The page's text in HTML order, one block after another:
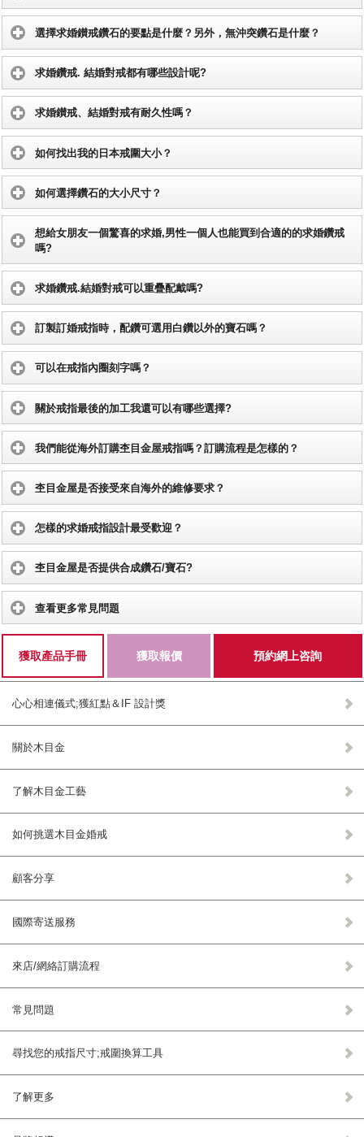
選擇求婚鑚戒鑽石的要點是什麼？另外，無沖突鑽石是什麼？
求婚鑽戒. 結婚對戒都有哪些設計呢?
求婚鑚戒、結婚對戒有耐久性嗎？
如何找出我的日本戒圍大小？
如何選擇鑽石的大小尺寸？
想給女朋友一個驚喜的求婚,男性一個人也能買到合適的的求婚鑽戒
嗎?
求婚鑽戒.結婚對戒可以重疊配戴嗎?
訂製訂婚戒指時，配鑽可選用白鑽以外的寶石嗎？
可以在戒指內圈刻字嗎？
關於戒指最後的加工我還可以有哪些選擇?
我們能從海外訂購杢目金屋戒指嗎？訂購流程是怎樣的？
杢目金屋是否接受來自海外的維修要求？
怎樣的求婚戒指設計最受歡迎？
杢目金屋是否提供合成鑽石/寶石?
查看更多常見問題
獲取產品手冊 獲取報價 預約網上咨詢
心心相連儀式;獲紅點＆IF 設計獎
關於木目金
了解木目金工藝
如何挑選木目金婚戒
顧客分享
國際寄送服務
來店/網絡訂購流程
常見問題
尋找您的戒指尺寸;戒圍換算工具
了解更多